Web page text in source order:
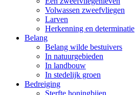
Volwassen zweefvliegen
Larven
Herkenning en determinatie
Belang
Belang wilde bestuivers
In natuurgebieden
In landbouw
In stedelijk groen
Bedreiging
Sterfte honingbijen